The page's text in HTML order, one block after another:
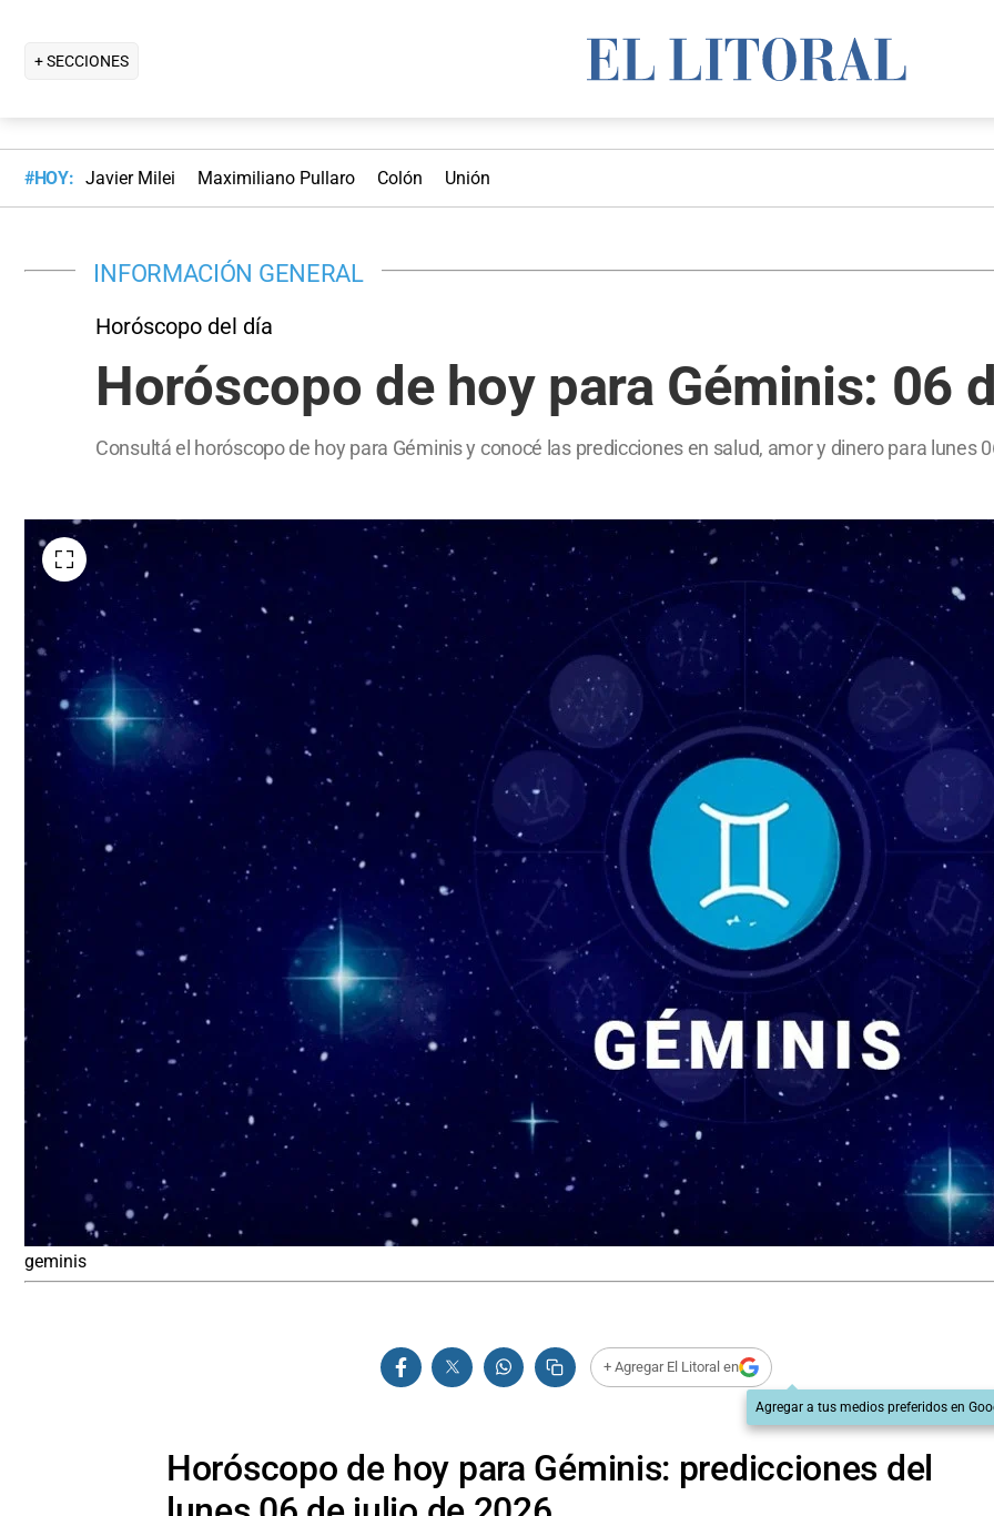
+ SECCIONES
#HOY: Javier Milei Maximiliano Pullaro Colón Unión
INFORMACIÓN GENERAL
Horóscopo del día
Horóscopo de hoy para Géminis: 06
Consultá el horóscopo de hoy para Géminis y conocé las predicciones en salud, amor y dinero para lunes
geminis
+ Agregar El Litoral en
Agregar a tus medios preferidos en
Horóscopo de hoy para Géminis: predicciones del